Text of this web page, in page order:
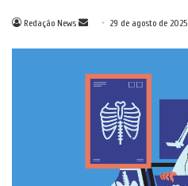
Redação News
Mande
mail
29 de agosto de 2025